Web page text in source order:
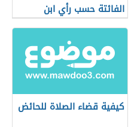
الفائتة حسب رأي ابن
عثيمين
كيفية قضاء الصلاة للحائض